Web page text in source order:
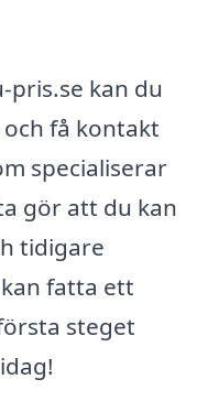
pris.se kan du
få kontakt
specialiserar
gör att du kan
tidigare
fatta ett
steget